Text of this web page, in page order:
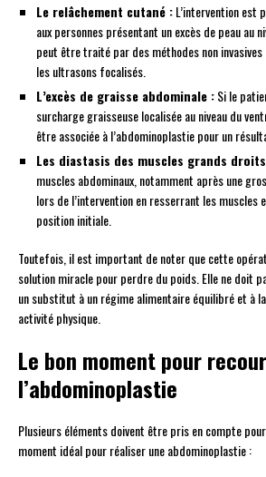
Le relâchement cutané :L’intervention est
aux personnes présentant un excès de peau au
peut être traité par des méthodes non invasives
les ultrasons focalisés.
L’excès de graisse abdominale :Si le
surcharge graisseuse localisée au niveau du
être associée à l’abdominoplastie pour un
Les diastasis des muscles grands
muscles abdominaux, notamment après une
lors de l’intervention en resserrant les muscles
position initiale.
Toutefois, il est important de noter que cette
solution miracle pour perdre du poids. Elle ne doit
un substitut à un régime alimentaire équilibré et à
activité physique.
Le bon moment pour
l’abdominoplastie
Plusieurs éléments doivent être pris en compte
moment idéal pour réaliser une abdominoplastie :